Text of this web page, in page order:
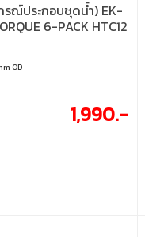
รณ์ประกอบชุดน้ำ) EK-
6-PACK HTC12
OD
1,990.-